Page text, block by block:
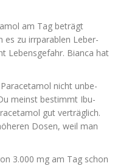
am Tag beträgt
es zu irr­pa­ra­blen Leber­
Lebens­ge­fahr. Bian­ca hat
nicht unbe­
meinst bestimmt Ibu­
gut ver­träg­lich.
Dosen, weil man
3.000 mg am Tag schon